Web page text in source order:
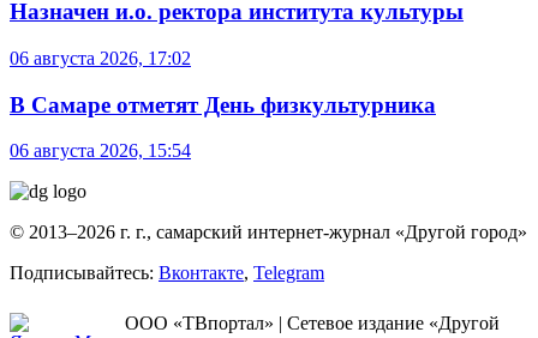
Назначен и.о. ректора института культуры
06 августа 2026, 17:02
В Самаре отметят День физкультурника
06 августа 2026, 15:54
© 2013–2026 г. г., самарский интернет-журнал «Другой город»
Подписывайтесь: Вконтакте, Telegram
ООО «ТВпортал» | Сетевое издание «Другой